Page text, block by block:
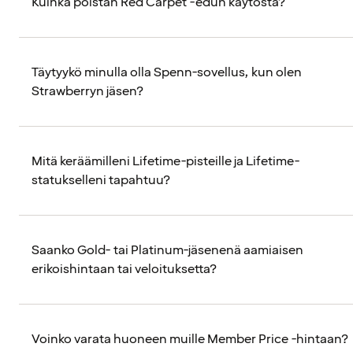
Täytyykö minulla olla Spenn-sovellus, kun olen
Strawberryn jäsen?
Mitä keräämilleni Lifetime-pisteille ja Lifetime-
statukselleni tapahtuu?
Saanko Gold- tai Platinum-jäsenenä aamiaisen
erikoishintaan tai veloituksetta?
Voinko varata huoneen muille Member Price -hintaan?